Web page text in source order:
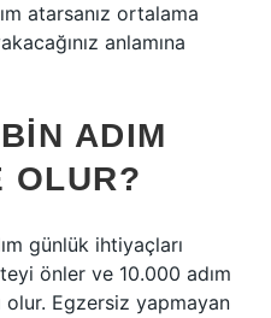
atarsanız ortalama
anlamına
ADIM
OLUR?
günlük ihtiyaçları
önler ve 10.000 adım
olur. Egzersiz yapmayan